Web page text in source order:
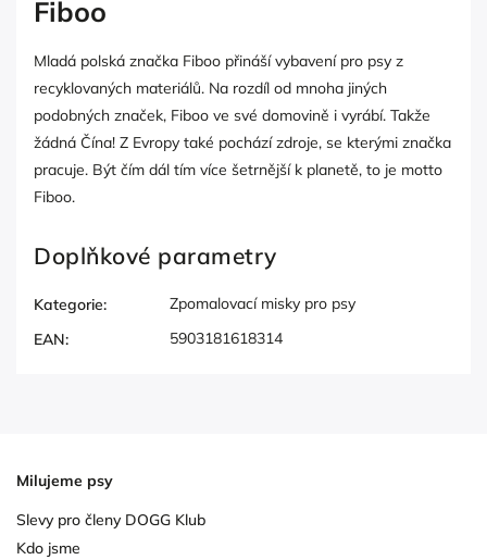
Fiboo
Mladá polská značka Fiboo přináší vybavení pro psy z
recyklovaných materiálů. Na rozdíl od mnoha jiných
podobných značek, Fiboo ve své domovině i vyrábí. Takže
žádná Čína! Z Evropy také pochází zdroje, se kterými značka
pracuje. Být čím dál tím více šetrnější k planetě, to je motto
Fiboo.
Doplňkové parametry
Kategorie:
Zpomalovací misky pro psy
EAN: 5903181618314
Milujeme psy
Slevy pro členy DOGG Klub
Kdo jsme